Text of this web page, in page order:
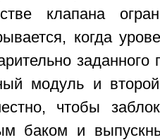
клапана
когда
модуль и
чтобы
баком и